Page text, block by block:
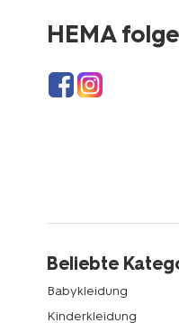
HEMA
Beliebte
Babykleidung
Kinderkleidung